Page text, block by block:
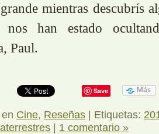
mientras descubrís
nos han estado
Paul.
Save Más
Cine, Reseñas | Etiquetas:
1 comentario »